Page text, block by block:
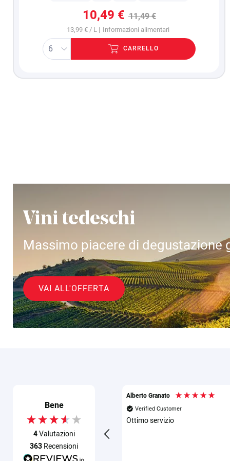
10,49 € 11,49 €
13,99 € / L | Informazioni alimentari
CARRELLO
Vini tedeschi
Massimo piacere di degustazione
VAI ALL'OFFERTA
Bene
4Valutazioni
363Recensioni
Alberto Granato
Verified Customer
Ottimo servizio
Cliente verificato
Servizio puntuale e preciso